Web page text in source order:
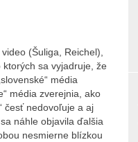
(Šuliga, Reichel),
sa vyjadruje, že
média
média zverejnia, ako
česť nedovoľuje a aj
náhle objavila ďalšia
nesmierne blízkou